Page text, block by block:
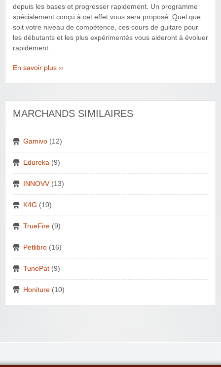
depuis les bases et progresser rapidement. Un programme
spécialement conçu à cet effet vous sera proposé. Quel que
soit votre niveau de compétence, ces cours de guitare pour
les débutants et les plus expérimentés vous aideront à évoluer
rapidement.
En savoir plus ››
MARCHANDS SIMILAIRES
Gamivo (12)
Edureka (9)
INNOVV(13)
K4G (10)
TrueFire (9)
Petlibro (16)
TunePat (9)
Honiture (10)